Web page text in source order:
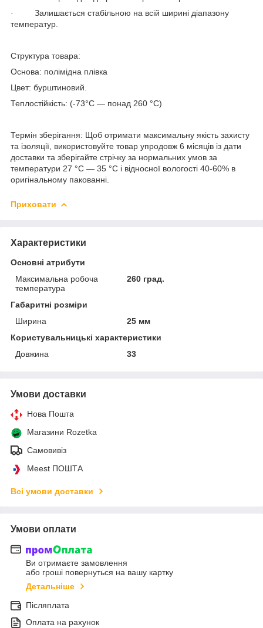
· Залишається стабільною на всій ширині діапазону
температур.
Структура товара:
Основа: полімідна плівка
Цвет: бурштиновий.
Теплостійкість: (-73°C — понад 260 °C)
Термін зберігання: Щоб отримати максимальну якість захисту
та ізоляції, використовуйте товар упродовж 6 місяців із дати
доставки та зберігайте стрічку за нормальних умов за
температури 27 °C — 35 °C і відносної вологості 40-60% в
оригінальному пакованні.
Приховати
Характеристики
Основні атрибути
Максимальна робоча
температура
260 град.
Габаритні розміри
Ширина
25 мм
Користувальницькі характеристики
Довжина
33
Умови доставки
Нова Пошта
Магазини Rozetka
Самовивіз
Meest ПОШТА
Всі умови доставки
Умови оплати
Ви отримаєте замовлення
або гроші повернуться на вашу картку
Детальніше
Післяплата
Оплата на рахунок